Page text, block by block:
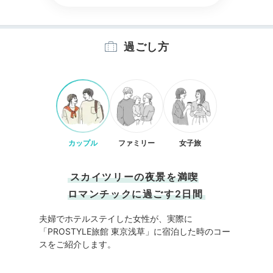
過ごし方
カップル ファミリー 女子旅
スカイツリーの夜景を満喫
ロマンチックに過ごす2日間
夫婦でホテルステイした女性が、実際に
「PROSTYLE旅館 東京浅草」に宿泊した時のコー
スをご紹介します。